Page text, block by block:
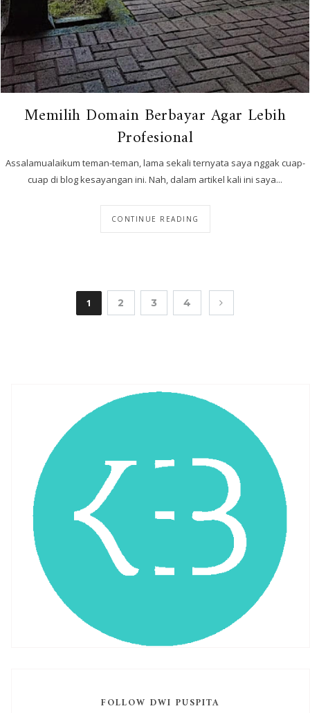
Memilih Domain Berbayar Agar Lebih
Profesional
Assalamualaikum teman-teman, lama sekali ternyata saya nggak cuap-
cuap di blog kesayangan ini. Nah, dalam artikel kali ini saya...
CONTINUE READING
1 2 3 4
FOLLOW DWI PUSPITA